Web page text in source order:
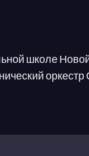
школе
как